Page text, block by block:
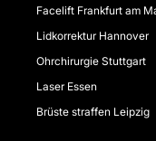
Facelift Frankfurt am
Lidkorrektur Hannover
Ohrchirurgie Stuttgart
Laser Essen
Brüste straffen Leipzig